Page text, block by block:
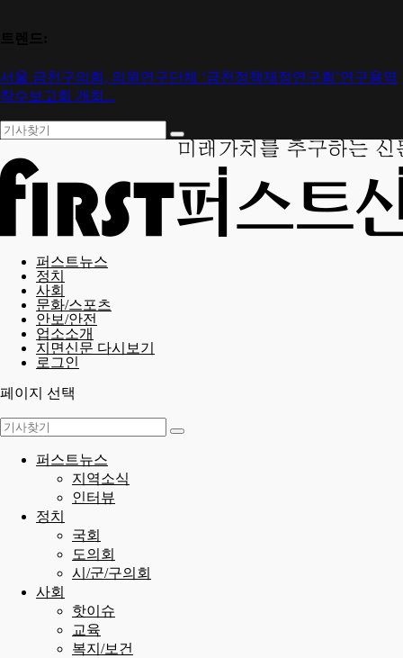
서울 금천구의회, 의원연구단체 ‘금천정책재정연구회’연구용역
착수보고회 개최...
퍼스트뉴스
정치
사회
문화/스포츠
안보/안전
업소소개
지면신문 다시보기
로그인
페이지 선택
퍼스트뉴스
지역소식
인터뷰
정치
국회
도의회
시/군/구의회
사회
핫이슈
교육
복지/보건